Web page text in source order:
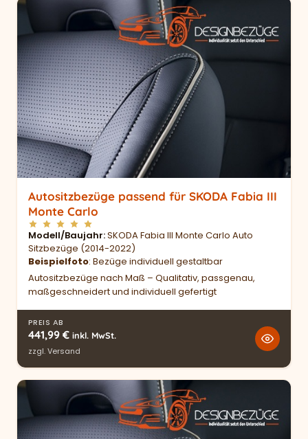
Autositzbezüge passend für SKODA Fabia III
Monte Carlo
Modell/Baujahr SKODA Fabia III Monte Carlo Auto
Sitzbezüge (2014-2022)
Beispielfoto: Bezüge individuell gestaltbar
Autositzbezüge nach Maß – Qualitativ, passgenau,
maßgeschneidert und individuell gefertigt
PREIS AB
441,99 € inkl. MwSt.
zzgl.Versand